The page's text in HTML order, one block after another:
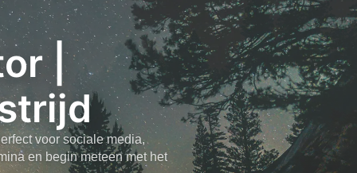
|
voor sociale media,
en begin meteen met het